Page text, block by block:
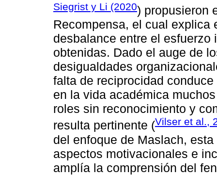
Siegrist y Li (2020) propusieron
Recompensa, el cual explica
desbalance entre el
obtenidas. Dado el auge de
desigualdades
falta de reciprocidad
en la vida académica
roles sin reconocimiento y
resulta pertinente (Vilser et al.,
del enfoque de Maslach,
aspectos motivacionales e
amplía la comprensión del